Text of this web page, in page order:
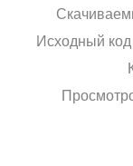
Исходный код